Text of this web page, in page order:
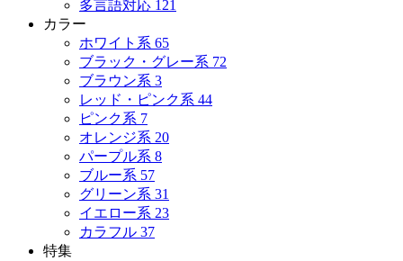
多言語対応 121
カラー
ホワイト系 65
ブラック・グレー系 72
ブラウン系 3
レッド・ピンク系 44
ピンク系 7
オレンジ系 20
パープル系 8
ブルー系 57
グリーン系 31
イエロー系 23
カラフル 37
特集